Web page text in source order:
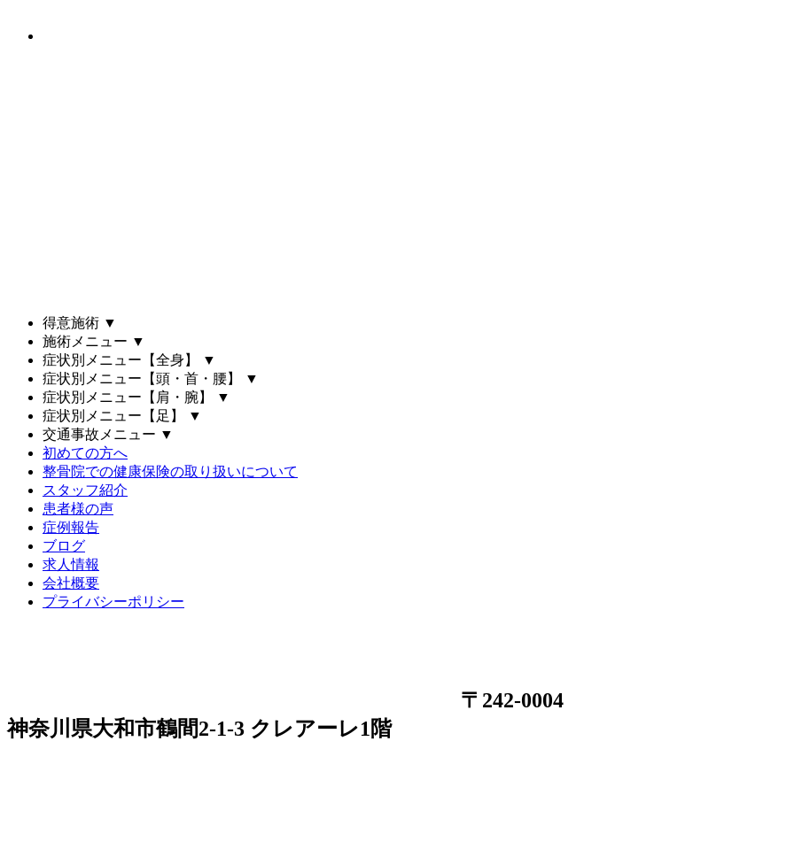
得意施術 ▼
施術メニュー ▼
症状別メニュー【全身】
▼
症状別メニュー【頭・首・腰】
▼
症状別メニュー【肩・腕】
▼
症状別メニュー【足】
▼
交通事故メニュー ▼
初めての方へ
整骨院での健康保険の取り扱いについて
スタッフ紹介
患者様の声
症例報告
ブログ
求人情報
会社概要
プライバシーポリシー
〒242-0004
神奈川県大和市鶴間2-1-3 クレアーレ1階